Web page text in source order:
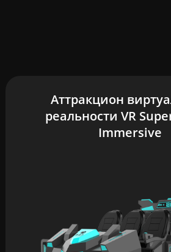
Аттракцион
реальности VR
Immersive